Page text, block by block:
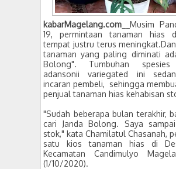
kabarMagelang.com __Musim
19, permintaan tanaman hias
tempat justru terus
tanaman yang paling diminati
Bolong". Tumbuhan spesies
adansonii variegated ini
incaran pembeli, sehingga
penjual tanaman hias kehabisan
"Sudah beberapa bulan terakhir,
cari Janda Bolong. Saya
stok," kata Chamilatul Chasanah,
satu kios tanaman hias di
Kecamatan Candimulyo
(1/10/2020).